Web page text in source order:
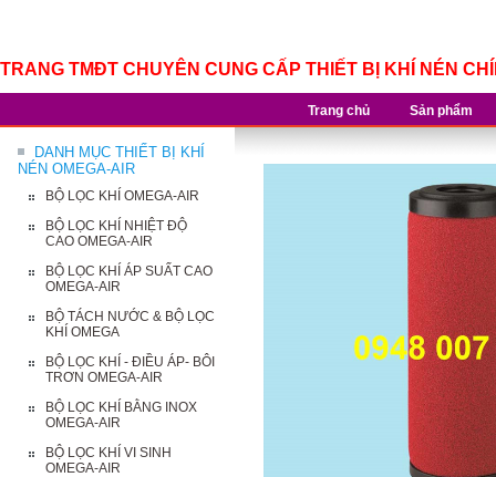
TRANG TMĐT CHUYÊN CUNG CẤP THIẾT BỊ KHÍ NÉN
Trang chủ Sản phẩm
DANH MỤC THIẾT BỊ KHÍ
NÉN OMEGA-AIR
BỘ LỌC KHÍ OMEGA-AIR
BỘ LỌC KHÍ NHIỆT ĐỘ
CAO OMEGA-AIR
BỘ LỌC KHÍ ÁP SUẤT CAO
OMEGA-AIR
BỘ TÁCH NƯỚC & BỘ LỌC
KHÍ OMEGA
BỘ LỌC KHÍ - ĐIỀU ÁP- BÔI
TRƠN OMEGA-AIR
BỘ LỌC KHÍ BẰNG INOX
OMEGA-AIR
BỘ LỌC KHÍ VI SINH
OMEGA-AIR